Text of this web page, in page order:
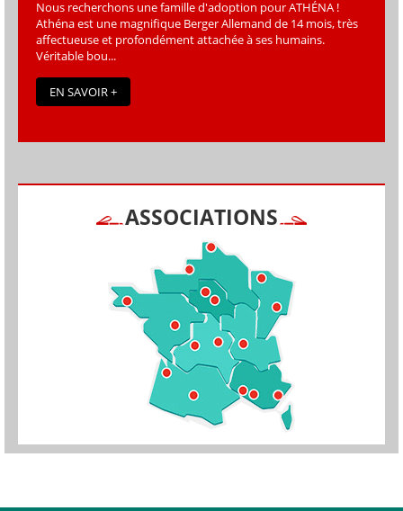
Nous recherchons une famille d'adoption pour ATHÉNA !
Athéna est une magniﬁque Berger Allemand de 14 mois, très
affectueuse et profondément attachée à ses humains.
Véritable bou...
EN SAVOIR +
ASSOCIATIONS